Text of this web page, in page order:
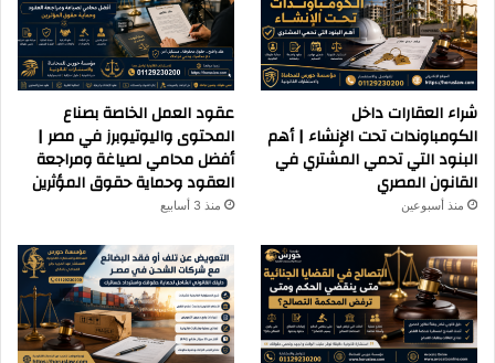
شراء العقارات داخل
الكومباوندات تحت الإنشاء | أهم
البنود التي تحمي المشتري في
القانون المصري
منذ أسبوعين
عقود العمل الخاصة بصناع
المحتوى واليوتيوبرز في مصر |
أفضل محامي لصياغة ومراجعة
العقود وحماية حقوق المؤثرين
منذ 3 أسابيع